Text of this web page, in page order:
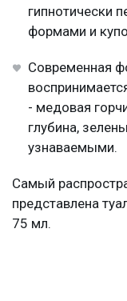
гипнотически
формами и
Современная
- медовая
глубина,
узнаваемыми.
Самый
представлена
75 мл.